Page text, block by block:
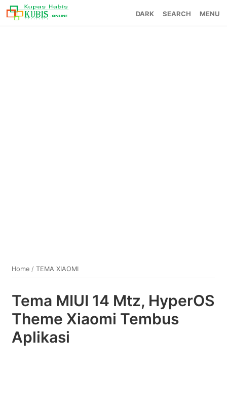
SEARCH MENU
Home /TEMA XIAOMI
Tema MIUI 14 Mtz, HyperOS
Theme Xiaomi Tembus
Aplikasi